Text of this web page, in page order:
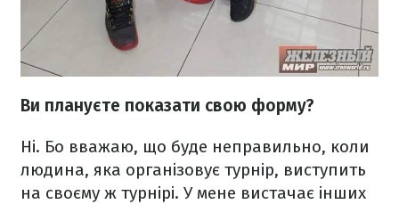
Ви плануєте показати свою форму?
Ні. Бо вважаю, що буде неправильно, коли
людина, яка організовує турнір, виступить
на своєму ж турнірі. У мене вистачає інших